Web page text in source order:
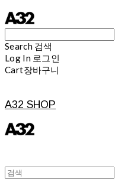
Search 검색
Log In 로그인
Cart장바구니
A32 SHOP